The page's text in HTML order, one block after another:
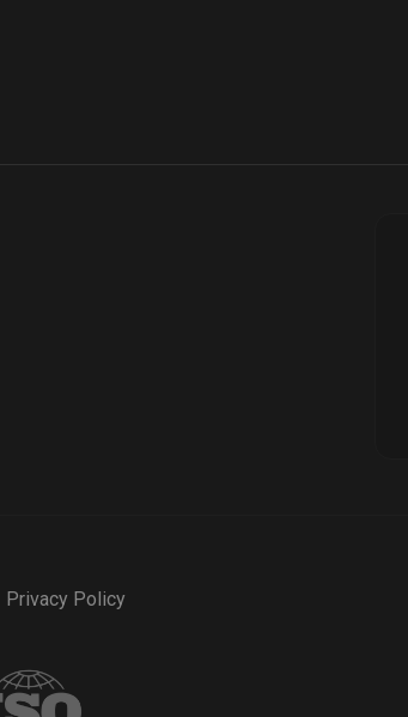
Privacy Policy